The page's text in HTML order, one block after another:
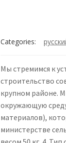
Categories:
Мы стремимся к
строительство
крупном районе.
окружающую
материалов),
министерстве